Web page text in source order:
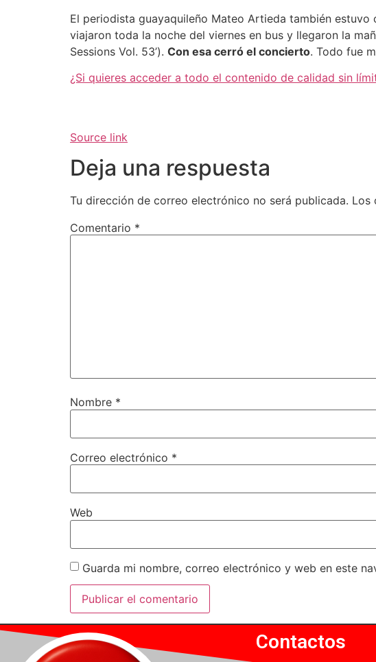
El periodista guayaquileño Mateo Artieda también
viajaron toda la noche del viernes en bus y llegaron la
Sessions Vol. 53’). Con esa cerró el concierto. Todo fue
¿Si quieres acceder a todo el contenido de calidad sin
Source link
Deja una respuesta
Tu dirección de correo electrónico no será publicada. Los
Comentario *
Nombre *
Correo electrónico *
Web
Guarda mi nombre, correo electrónico y web en este
Contactos